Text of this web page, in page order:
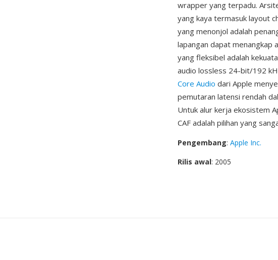
wrapper yang terpadu.
yang kaya termasuk layout
yang menonjol adalah
lapangan dapat menangkap
yang fleksibel adalah
audio lossless 24-bit/192
Core Audio dari Apple
pemutaran latensi rendah
Untuk alur kerja ekosistem
CAF adalah pilihan yang
Pengembang: Apple Inc.
Rilis awal: 2005